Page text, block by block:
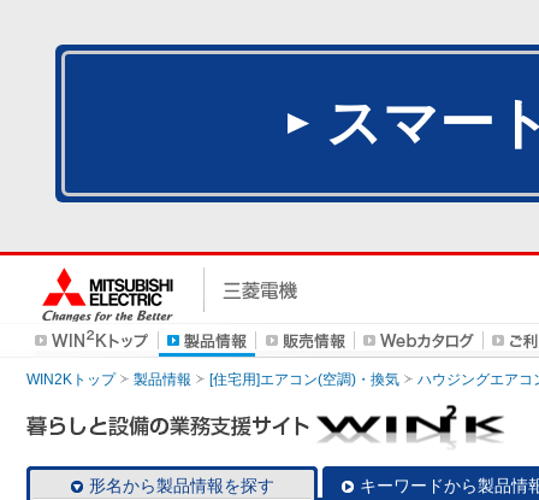
スマー
WIN2Kトップ 製品情報 [住宅用]エアコン(空調)・換気 ハウジングエアコ
形名から製品情報を探す キーワードから製品情